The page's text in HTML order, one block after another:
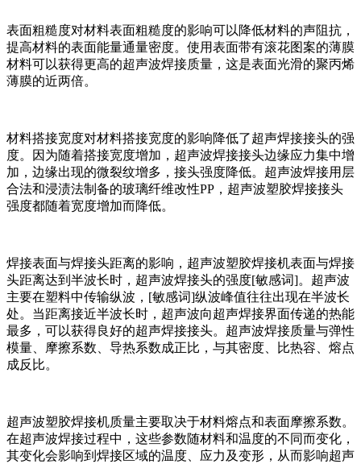
表面粗糙度对材料表面粗糙度的影响可以降低材料的声阻抗，
提高材料的表面能量通量密度。使用表面带有滚花图案的薄膜
材料可以获得更高的超声波焊接质量，这是表面光滑的聚丙烯
薄膜的近两倍。
材料搭接宽度对材料搭接宽度的影响降低了超声焊接接头的强
度。因为随着搭接宽度增加，超声波焊接接头边缘应力集中增
加，边缘出现的微裂纹增多，接头强度降低。超声波焊接用层
合法和浸渍法制备的玻璃纤维改性PP，超声波塑胶焊接接头
强度都随着宽度增加而降低。
焊接表面与焊接头距离的影响，超声波塑胶焊接机表面与焊接
头距离达到半波长时，超声波焊接头的强度[敏感词]。超声波
主要在塑料中传输纵波，[敏感词]纵波峰值往往出现在半波长
处。当距离接近半波长时，超声波向超声焊接界面传递的热能
最多，可以获得良好的超声焊接接头。超声波焊接质量与弹性
模量、摩擦系数、导热系数成正比，与其密度、比热容、熔点
成反比。
超声波塑胶焊接机质量主要取决于材料熔点和表面摩擦系数。
在超声波焊接过程中，这些参数随材料和温度的不同而变化，
其变化会影响到焊接区域的温度、应力及变形，从而影响超声